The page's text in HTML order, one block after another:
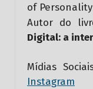
of Personality
Autor do
Digital: a
Mídias
Instagram